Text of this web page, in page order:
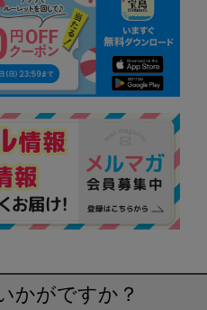
かがですか？